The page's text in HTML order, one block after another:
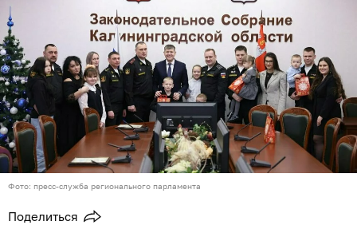
Фото: пресс-служба регионального парламента
Поделиться